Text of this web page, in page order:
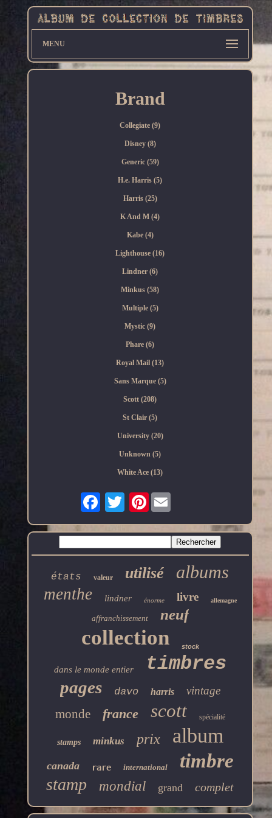
MENU
Brand
Collegiate (9)
Disney (8)
Generic (59)
H.e. Harris (5)
Harris (25)
K And M (4)
Kabe (4)
Lighthouse (16)
Lindner (6)
Minkus (58)
Multiple (5)
Mystic (9)
Phare (6)
Royal Mail (13)
Sans Marque (5)
Scott (208)
St Clair (5)
University (20)
Unknown (5)
White Ace (13)
Pinterest
états valeur utilisé albums
menthe lindner énorme livre allemagne
affranchissement neuf
collection stock
dans le monde entier timbres
pages davo harris vintage
monde france scott spécialité
stamps minkus prix album
canada rare international timbre
stamp mondial grand complet